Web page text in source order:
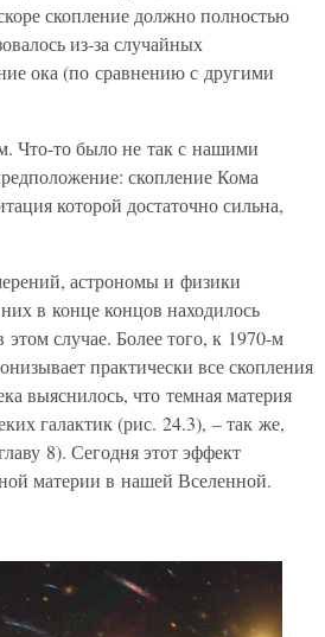
скопление должно полностью
из-за случайных
ока (по сравнению с другими
Что-то было не так с нашими
скопление Кома
которой достаточно сильна,
астрономы и физики
в конце концов находилось
случае. Более того, к 1970-м
практически все скопления
выяснилось, что темная материя
галактик (рис. 24.3), – так же,
8). Сегодня этот эффект
материи в нашей Вселенной.